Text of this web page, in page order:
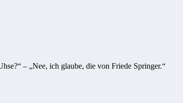
– „Nee, ich glaube, die von Friede Springer.“